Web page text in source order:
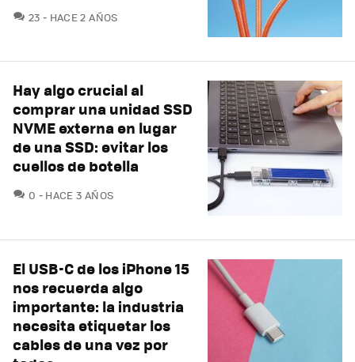
23 COMENTARIOS
HACE 2 AÑOS
Hay algo crucial al
comprar una unidad SSD
NVME externa en lugar
de una SSD: evitar los
cuellos de botella
0 COMENTARIOS
HACE 3 AÑOS
El USB-C de los iPhone 15
nos recuerda algo
importante: la industria
necesita etiquetar los
cables de una vez por